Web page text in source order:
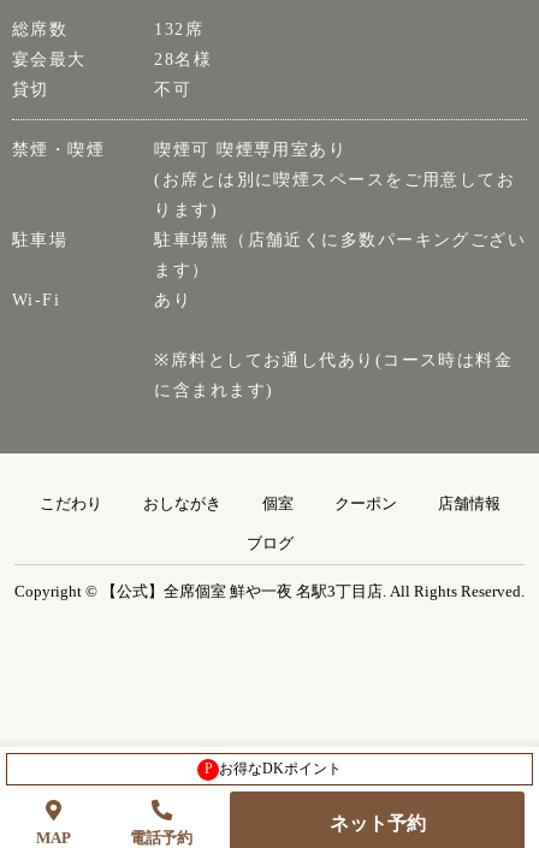
総席数
132席
宴会最大
28名様
貸切
不可
禁煙・喫煙
喫煙可 喫煙専用室あり
(お席とは別に喫煙スペースをご用意してお
ります)
駐車場
駐車場無（店舗近くに多数パーキングござい
ます）
Wi-Fi
あり
※席料としてお通し代あり(コース時は料金
に含まれます)
こだわり おしながき 個室 クーポン 店舗情報
ブログ
Copyright © 【公式】全席個室 鮮や一夜 名駅3丁目店. All Rights Reserved.
P お得なDKポイント
MAP 電話予約
ネット予約